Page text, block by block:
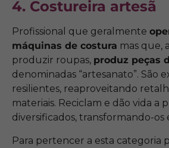
4. Costureira artesã
Profissional que geralmente
máquinas de costura mas que,
produzir roupas, produz peças
denominadas “artesanato”. São
resilientes, reaproveitando
materiais. Reciclam e dão vida a
diversificados, transformando-os
Para pertencer a esta categoria